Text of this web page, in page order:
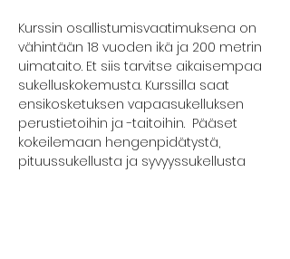
Kurssin osallistumisvaatimuksena on
vähintään 18 vuoden ikä ja 200 metrin
uimataito. Et siis tarvitse aikaisempaa
sukelluskokemusta. Kurssilla saat
ensikosketuksen vapaasukelluksen
perustietoihin ja -taitoihin.  Pääset
kokeilemaan hengenpidätystä,
pituussukellusta ja syvyyssukellusta